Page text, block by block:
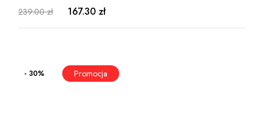
239.00 zł 167.30 zł
- 30%